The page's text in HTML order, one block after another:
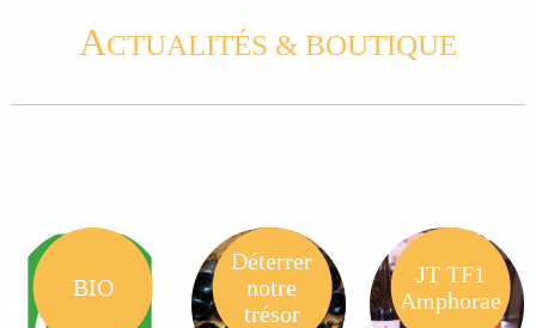
ACTUALITÉS & BOUTIQUE
BIO
Déterrer
notre
trésor
JT TF1
Amphorae